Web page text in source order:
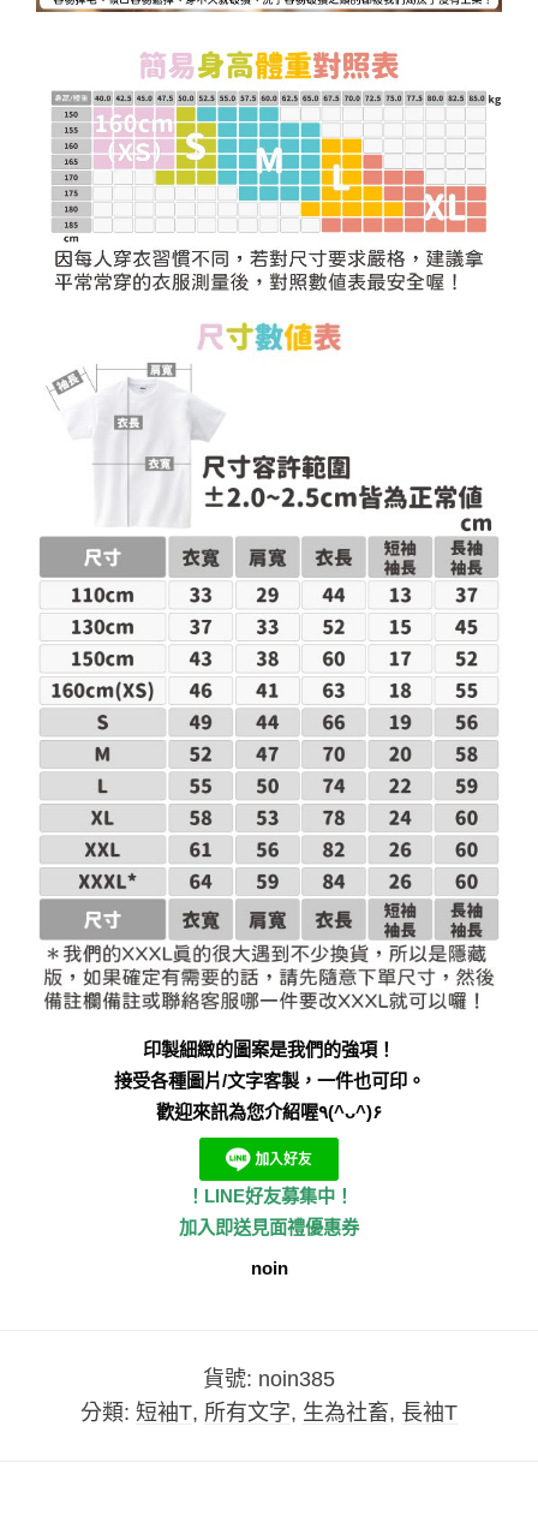
印製細緻的圖案是我們的強項！
接受各種圖片/文字客製，一件也可印。
歡迎來訊為您介紹喔٩(^ᴗ^)۶
！LINE好友募集中！
加入即送見面禮優惠券
noin
貨號: noin385
分類: 短袖T, 所有文字, 生為社畜, 長袖T